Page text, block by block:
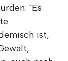
"Es
ist,